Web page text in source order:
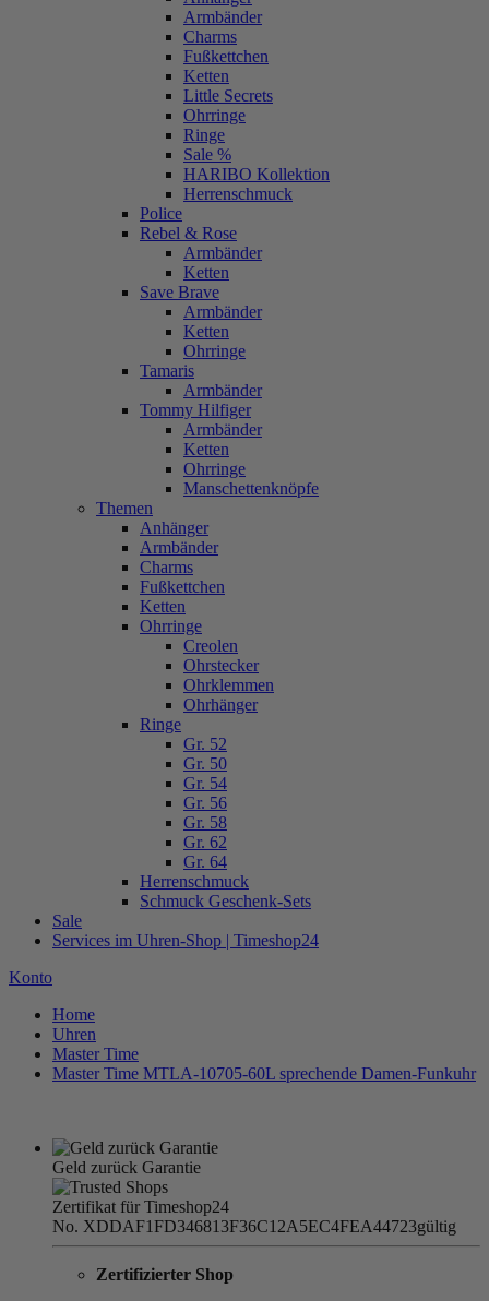
Armbänder
Charms
Fußkettchen
Ketten
Little Secrets
Ohrringe
Ringe
Sale %
HARIBO Kollektion
Herrenschmuck
Police
Rebel & Rose
Armbänder
Ketten
Save Brave
Armbänder
Ketten
Ohrringe
Tamaris
Armbänder
Tommy Hilfiger
Armbänder
Ketten
Ohrringe
Manschettenknöpfe
Themen
Anhänger
Armbänder
Charms
Fußkettchen
Ketten
Ohrringe
Creolen
Ohrstecker
Ohrklemmen
Ohrhänger
Ringe
Gr. 52
Gr. 50
Gr. 54
Gr. 56
Gr. 58
Gr. 62
Gr. 64
Herrenschmuck
Schmuck Geschenk-Sets
Sale
Services im Uhren-Shop | Timeshop24
Konto
Home
Uhren
Master Time
Master Time MTLA-10705-60L sprechende Damen-Funkuhr
Geld zurück Garantie
Zertifikat für Timeshop24
No. XDDAF1FD346813F36C12A5EC4FEA44723gültig
Zertifizierter Shop